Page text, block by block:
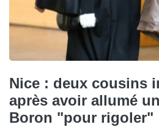
Nice : deux cousins
après avoir allumé
Boron "pour rigoler"